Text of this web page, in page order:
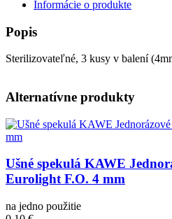
Informácie o produkte
Popis
Sterilizovateľné, 3 kusy v balení
Alternatívne produkty
Obrázok
Ušné spekulá KAWE
Eurolight F.O. 4 mm
na jedno použitie